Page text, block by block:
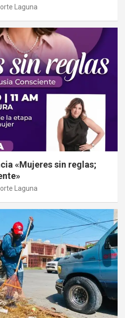
Laguna
«Mujeres sin reglas;
Laguna